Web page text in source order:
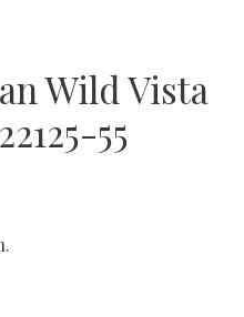
Wild Vista
55